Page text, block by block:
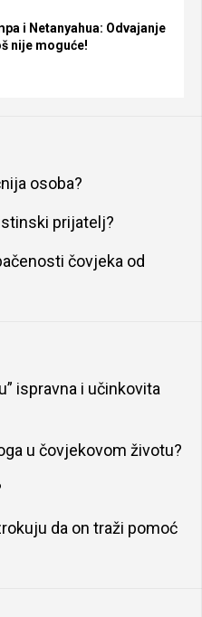
i Netanyahua: Odvajanje
nije moguće!
osoba?
prijatelj?
čovjeka od
ispravna i učinkovita
u čovjekovom životu?
da on traži pomoć